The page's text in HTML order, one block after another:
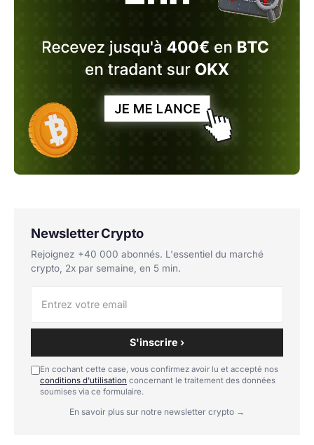
Newsletter Crypto
Rejoignez +40 000 abonnés. L'essentiel du marché
crypto, 2x par semaine, en 5 min.
S'inscrire ›
En cochant cette case, vous confirmez avoir lu et accepté nos
conditions d'utilisation concernant le traitement des données
soumises via ce formulaire.
En savoir plus sur notre newsletter crypto →